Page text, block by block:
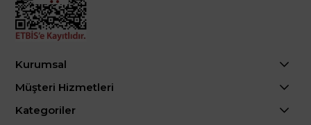
Kurumsal
Müşteri Hizmetleri
Kategoriler